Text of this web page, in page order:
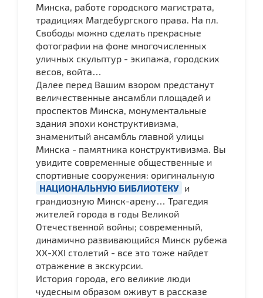
Минска, работе городского магистрата,
традициях Магдебургского права. На пл.
Свободы можно сделать прекрасные
фотографии на фоне многочисленных
уличных скульптур - экипажа, городских
весов, войта…
Далее перед Вашим взором предстанут
величественные ансамбли площадей и
проспектов Минска, монументальные
здания эпохи конструктивизма,
знаменитый ансамбль главной улицы
Минска - памятника конструктивизма. Вы
увидите современные общественные и
спортивные сооружения: оригинальную
НАЦИОНАЛЬНУЮ БИБЛИОТЕКУ и
грандиозную Минск-арену… Трагедия
жителей города в годы Великой
Отечественной войны; современный,
динамично развивающийся Минск рубежа
ХХ-ХХI столетий - все это тоже найдет
отражение в экскурсии.
История города, его великие люди
чудесным образом оживут в рассказе